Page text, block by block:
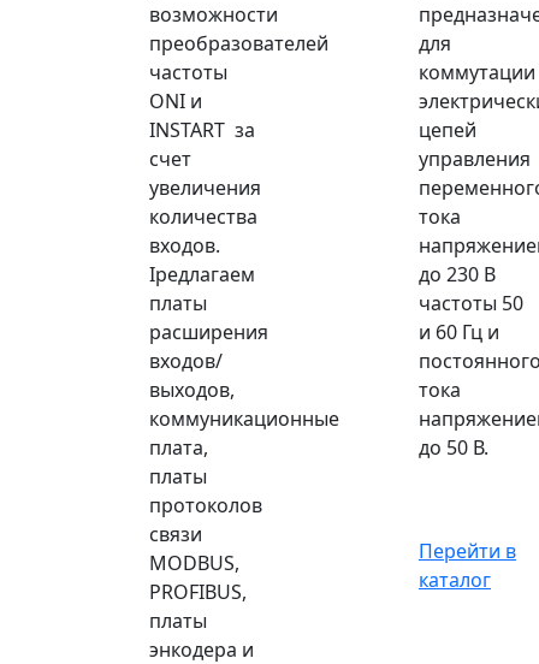
возможности
преобразователей
частоты
ONI и
INSTART за
счет
увеличения
количества
входов.
Iредлагаем
платы
расширения
входов/
выходов,
коммуникационные
плата,
платы
протоколов
связи
MODBUS,
PROFIBUS,
платы
энкодера и
для
коммутации
цепей
управления
тока
до 230 В
частоты 50
и 60 Гц и
тока
до 50 В.
Перейти в
каталог